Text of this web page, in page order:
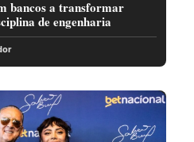
bancos a transformar
de engenharia